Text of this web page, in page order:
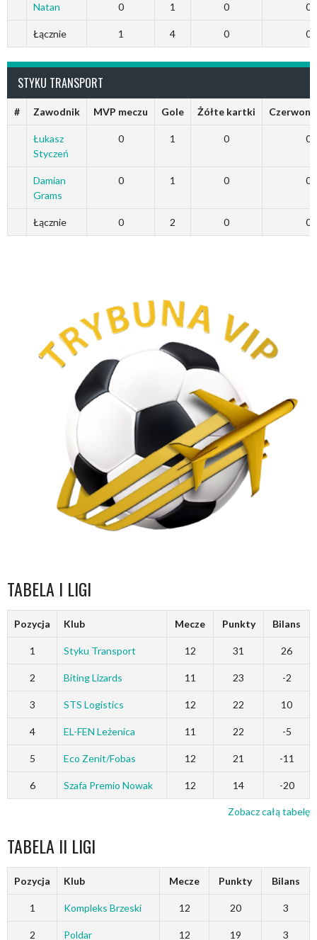
Natan 0 1 0 0
Łącznie 1 4 0 0
STYKU TRANSPORT
# Zawodnik MVP meczu Gole Żółte kartki
Łukasz
Styczeń
0 1 0 0
Damian
Grams
0 1 0 0
Łącznie 0 2 0 0
TABELA I LIGI
Pozycja Klub Mecze Punkty Bilans
1 Styku Transport 12 31 26
2 Biting Lizards 11 23 -2
3 STS Logistics 12 22 10
4 EL-FEN Leżenica 11 22 -5
5 Eco Zenit/Fobas 12 21 -11
6 Szafa Premio Nowak 12 14 -20
Zobacz całą tabelę
TABELA II LIGI
Pozycja Klub Mecze Punkty Bilans
1 Kompleks Brzeski 12 20 3
2 Poldar 12 19 3